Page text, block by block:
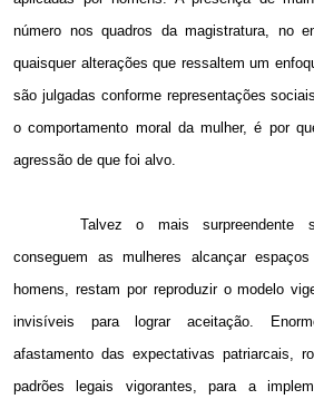
número nos quadros da magistratura, no
quaisquer alterações que ressaltem um
são julgadas conforme representações
o comportamento moral da mulher, é por
agressão de que foi alvo.
Talvez o mais surpreendente
conseguem as mulheres alcançar
homens, restam por reproduzir o modelo
invisíveis para lograr aceitação.
afastamento das expectativas patriarcais,
padrões legais vigorantes, para a